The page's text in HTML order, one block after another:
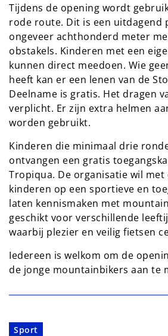
Tijdens de opening wordt
rode route. Dit is een uitdagend
ongeveer achthonderd meter
obstakels. Kinderen met een
kunnen direct meedoen. Wie
heeft kan er een lenen van de
Deelname is gratis. Het dragen
verplicht. Er zijn extra helmen
worden gebruikt.
Kinderen die minimaal drie
ontvangen een gratis
Tropiqua. De organisatie wil met
kinderen op een sportieve en
laten kennismaken met
geschikt voor verschillende
waarbij plezier en veilig fietsen
Iedereen is welkom om de
de jonge mountainbikers aan te
Sport